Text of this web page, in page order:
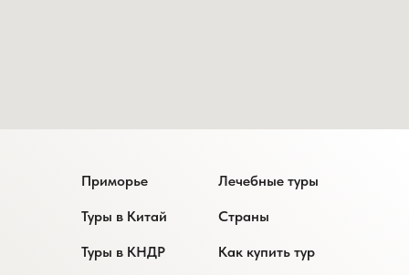
Приморье
Страны
Как купить тур
Туры в Китай
Туры в КНДР
Лечебные туры